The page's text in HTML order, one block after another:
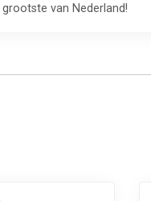
van Nederland!